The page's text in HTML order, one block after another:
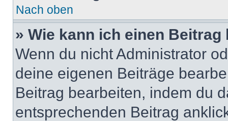
Nach oben
» Wie kann ich einen
Wenn du nicht Administrator
deine eigenen Beiträge
Beitrag bearbeiten, indem du
entsprechenden Beitrag